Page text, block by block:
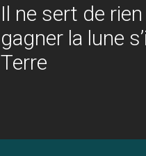
Il ne sert de
gagner la lune
Terre